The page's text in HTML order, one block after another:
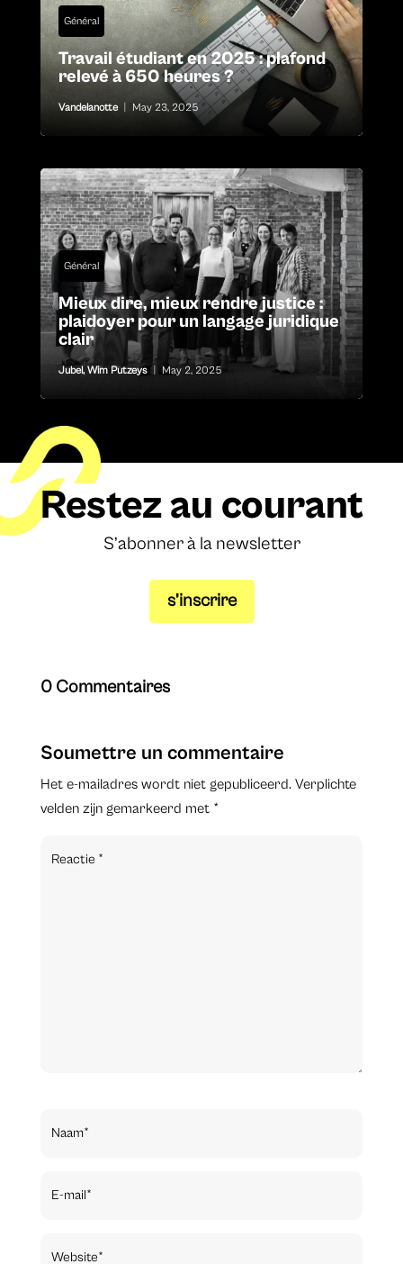
Général
Travail étudiant en 2025 : plafond
relevé à 650 heures ?
Vandelanotte May 23, 2025
Général
Mieux dire, mieux rendre justice :
plaidoyer pour un langage juridique
clair
Jubel, Wim Putzeys May 2, 2025
Restez au courant
S’abonner à la newsletter
s’inscrire
0 Commentaires
Soumettre un commentaire
Het e-mailadres wordt niet gepubliceerd. Verplichte
velden zijn gemarkeerd met *